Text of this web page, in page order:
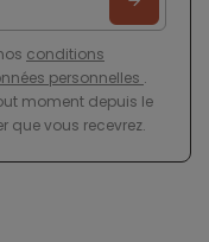
conditions
personnelles .
moment depuis le
que vous recevrez.